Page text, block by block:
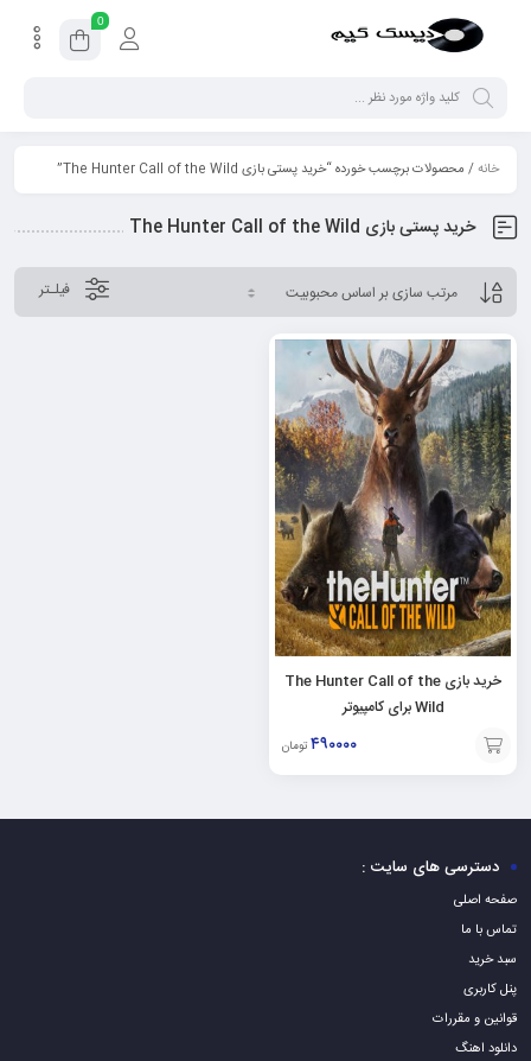
0
خانه/ محصولات برچسب خورده “خرید پستی بازی The Hunter Call of the Wild”
خرید پستی بازی The Hunter Call of the Wild
فیلـتر
خرید بازی The Hunter Call of the
Wild برای کامپیوتر
۴۹۰۰۰۰ تومان
افزودن
به
دسترسی های سایت :
صفحه اصلی
تماس با ما
سبد خرید
پنل کاربری
قوانین و مقررات
دانلود اهنگ